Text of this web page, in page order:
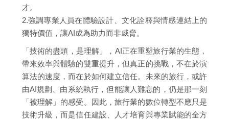
才。
2.強調專業人員在體驗設計、文化詮釋與情感連結上的
獨特價值，讓AI成為助力而非威脅。
「技術的盡頭，是理解」，AI正在重塑旅行業的生態，
帶來效率與體驗的雙重提升，但真正的挑戰，不在於演
算法的速度，而在於如何建立信任。未來的旅行，或許
由AI規劃、由系統執行，但能讓人難忘的，仍是那一刻
「被理解」的感受。因此，旅行業的數位轉型不應只是
技術升級，而是信任建設、人才培育與專業賦能的全方